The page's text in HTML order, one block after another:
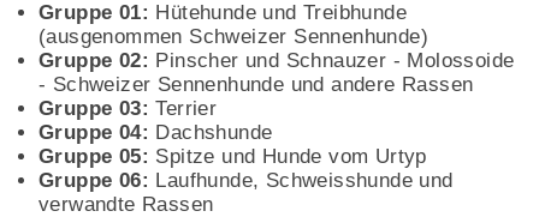
Gruppe 01: Hütehunde und Treibhunde
(ausgenommen Schweizer Sennenhunde)
Gruppe 02: Pinscher und Schnauzer - Molossoide
- Schweizer Sennenhunde und andere Rassen
Gruppe 03: Terrier
Gruppe 04: Dachshunde
Gruppe 05: Spitze und Hunde vom Urtyp
Gruppe 06: Laufhunde, Schweisshunde und
verwandte Rassen